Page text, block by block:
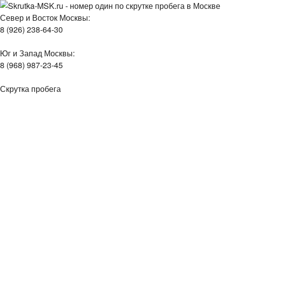
Север и Восток Москвы:
8 (926) 238-64-30
Юг и Запад Москвы:
8 (968) 987-23-45
Скрутка пробега